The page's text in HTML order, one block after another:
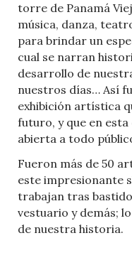
torre de Panamá
música, danza,
para brindar un
cual se narran
desarrollo de
nuestros días… Así
exhibición artística
futuro, y que en
abierta a todo
Fueron más de 50
este impresionante
trabajan tras
vestuario y demás;
de nuestra historia.